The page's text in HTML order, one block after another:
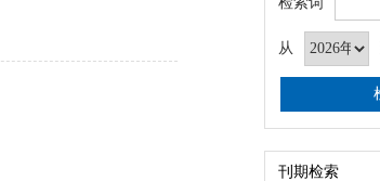
从
刊期检索